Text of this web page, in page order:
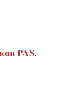
PAS.